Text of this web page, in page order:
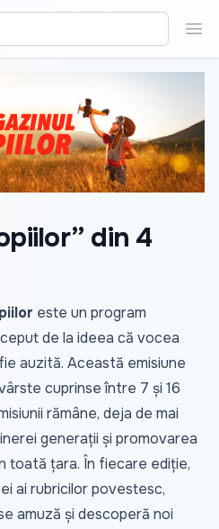
din 4
este un program
de la ideea că vocea
auzită. Această emisiune
cuprinse între 7 și 16
rămâne, deja de mai
generații și promovarea
toată țara. În fiecare ediție,
ai rubricilor povestesc,
amuză și descoperă noi